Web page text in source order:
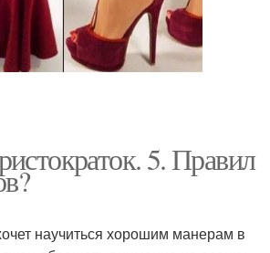
5. Правил
научиться хорошим манерам в